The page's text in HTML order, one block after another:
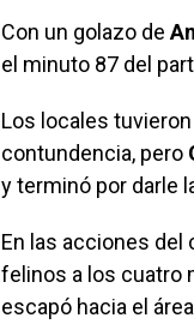
Con un golazo de
el minuto 87 del
Los locales
contundencia, pero
y terminó por darle
En las acciones del
felinos a los cuatro
escapó hacia el